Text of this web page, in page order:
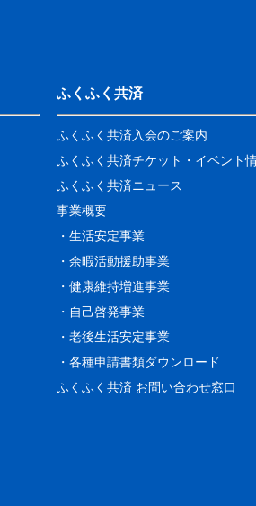
ふくふく共済
ふくふく共済入会のご案内
ふくふく共済チケット・イベント
ふくふく共済ニュース
事業概要
・生活安定事業
・余暇活動援助事業
・健康維持増進事業
・自己啓発事業
・老後生活安定事業
・各種申請書類ダウンロード
ふくふく共済 お問い合わせ窓口